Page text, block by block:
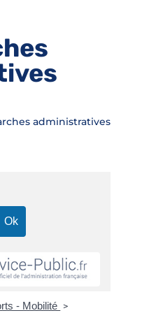
administratives
- Mobilité >